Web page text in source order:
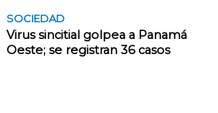
SOCIEDAD
Virus sincitial golpea a Panamá
Oeste; se registran 36 casos